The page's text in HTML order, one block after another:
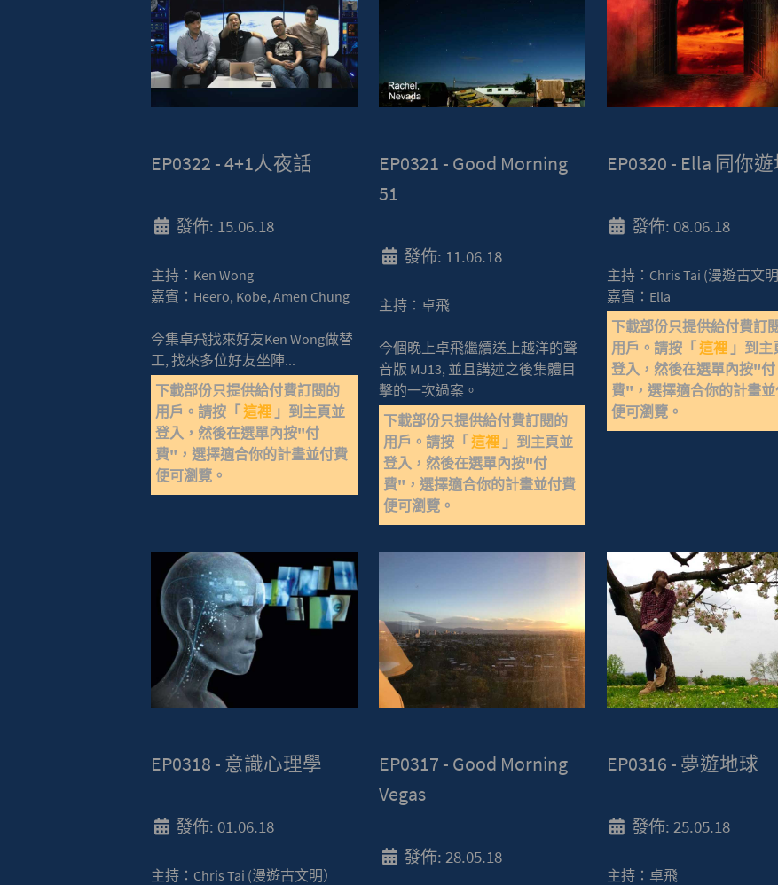
EP0322 - 4+1人夜話
發佈: 15.06.18
主持：Ken Wong
嘉賓：Heero, Kobe, Amen Chung
今集卓飛找來好友Ken Wong做替
工, 找來多位好友坐陣...
下載部份只提供給付費訂閱的
用戶。請按「這裡 」到主頁並
登入，然後在選單內按"付
費"，選擇適合你的計畫並付費
便可瀏覽。
EP0321 - Good Morning
51
發佈: 11.06.18
主持：卓飛
今個晚上卓飛繼續送上越洋的聲
音版 MJ13, 並且講述之後集體目
擊的一次過案。
下載部份只提供給付費訂閱的
用戶。請按「這裡 」到主頁並
登入，然後在選單內按"付
費"，選擇適合你的計畫並付費
便可瀏覽。
EP0320 - Ella 同你
發佈: 08.06.18
主持：Chris Tai (漫遊古文明
嘉賓：Ella
下載部份只提供給付費訂
用戶。請按「這裡 」到主
登入，然後在選單內按"付
費"，選擇適合你的計畫
便可瀏覽。
EP0318 - 意識心理學
發佈: 01.06.18
主持：Chris Tai (漫遊古文明）
EP0317 - Good Morning
Vegas
發佈: 28.05.18
EP0316 - 夢遊地球
發佈: 25.05.18
主持：卓飛